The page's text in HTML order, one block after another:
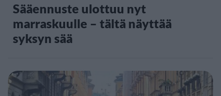
Sääennuste ulottuu nyt
marraskuulle – tältä näyttää
syksyn sää